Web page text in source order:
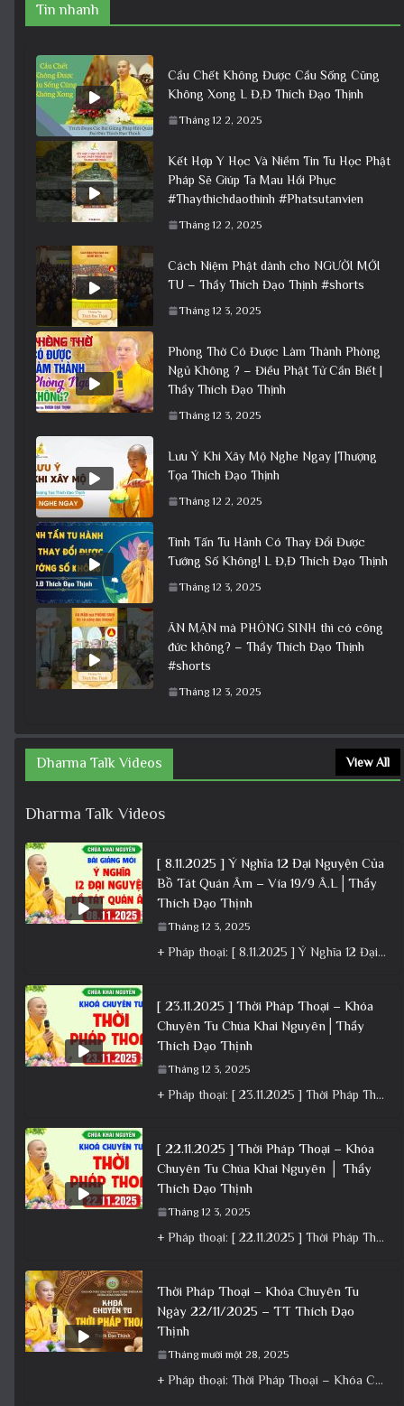
Tin nhanh
Cầu Chết Không Được Cầu Sống Cũng
Không Xong L Đ,Đ Thích Đạo Thịnh
Tháng 12 2, 2025
Kết Hợp Y Học Và Niềm Tin Tu Học Phật
Pháp Sẽ Giúp Ta Mau Hồi Phục
#Thaythichdaothinh #Phatsutanvien
Tháng 12 2, 2025
Cách Niệm Phật dành cho NGƯỜI MỚI
TU – Thầy Thích Đạo Thịnh #shorts
Tháng 12 3, 2025
Phòng Thờ Có Được Làm Thành Phòng
Ngủ Không ? – Điều Phật Tử Cần Biết |
Thầy Thích Đạo Thịnh
Tháng 12 3, 2025
Lưu Ý Khi Xây Mộ Nghe Ngay |Thượng
Tọa Thích Đạo Thịnh
Tháng 12 2, 2025
Tinh Tấn Tu Hành Có Thay Đổi Được
Tướng Số Không! L Đ,Đ Thích Đạo Thịnh
Tháng 12 3, 2025
ĂN MẶN mà PHÓNG SINH thì có công
đức không? – Thầy Thích Đạo Thịnh
#shorts
Tháng 12 3, 2025
Dharma Talk Videos View All
Dharma Talk Videos
[ 8.11.2025 ] Ý Nghĩa 12 Đại Nguyện Của
Bồ Tát Quán Âm – Vía 19/9 Â.L│Thầy
Thích Đạo Thịnh
Tháng 12 3, 2025
+ Pháp thoại: [ 8.11.2025 ] Ý Nghĩa 12 Đại Nguyện Của Bồ Tát Quán Âm – Vía 19/9 Â.L│Thầy
[ 23.11.2025 ] Thời Pháp Thoại – Khóa
Chuyên Tu Chùa Khai Nguyên│Thầy
Thích Đạo Thịnh
Tháng 12 3, 2025
+ Pháp thoại: [ 23.11.2025 ] Thời Pháp Thoại – Khóa Chuyên Tu Chùa Khai Nguyên│Thầy Thích Đạo Thịnh +
[ 22.11.2025 ] Thời Pháp Thoại – Khóa
Chuyên Tu Chùa Khai Nguyên │ Thầy
Thích Đạo Thịnh
Tháng 12 3, 2025
+ Pháp thoại: [ 22.11.2025 ] Thời Pháp Thoại – Khóa Chuyên Tu Chùa Khai Nguyên │ Thầy Thích Đạo
Thời Pháp Thoại – Khóa Chuyên Tu
Ngày 22/11/2025 – TT Thích Đạo
Thịnh
Tháng mười một 28, 2025
+ Pháp thoại: Thời Pháp Thoại – Khóa Chuyên Tu Ngày 22/11/2025 – TT Thích Đạo Thịnh + Album: Pháp